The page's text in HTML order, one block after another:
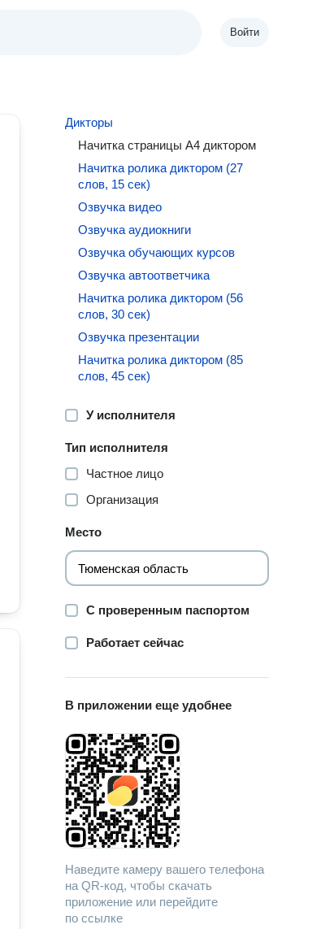
Войти
Дикторы
Начитка страницы A4 диктором
Начитка ролика диктором (27
слов, 15 сек)
Озвучка видео
Озвучка аудиокниги
Озвучка обучающих курсов
Озвучка автоответчика
Начитка ролика диктором (56
слов, 30 сек)
Озвучка презентации
Начитка ролика диктором (85
слов, 45 сек)
У исполнителя
Тип исполнителя
Частное лицо
Организация
Место
С проверенным паспортом
Работает сейчас
В приложении еще удобнее
Наведите камеру вашего телефона
на QR-код, чтобы скачать
приложение или перейдите
по ссылке